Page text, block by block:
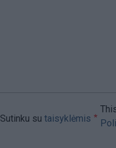
Sutinku su taisyklėmis